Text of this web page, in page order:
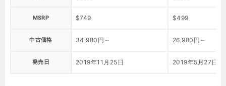
MSRP $749 $499
中古価格 34,980円～ 26,980円～
発売日 2019年11月25日 2019年5月27日